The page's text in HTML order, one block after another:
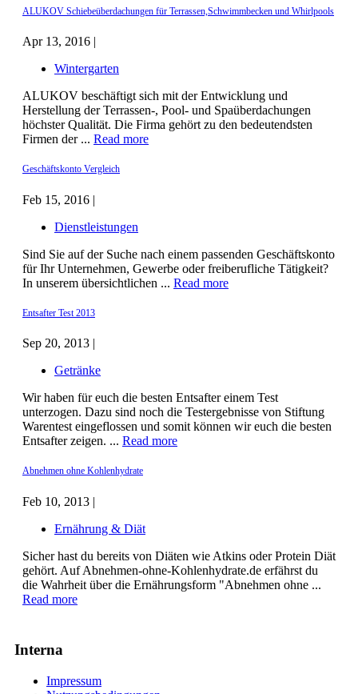
ALUKOV Schiebeüberdachungen für Terrassen,Schwimmbecken und Whirlpools
Apr 13, 2016 |
Wintergarten
ALUKOV beschäftigt sich mit der Entwicklung und
Herstellung der Terrassen-, Pool- und Spaüberdachungen
höchster Qualität. Die Firma gehört zu den bedeutendsten
Firmen der ... Read more
Geschäftskonto Vergleich
Feb 15, 2016 |
Dienstleistungen
Sind Sie auf der Suche nach einem passenden Geschäftskonto
für Ihr Unternehmen, Gewerbe oder freiberufliche Tätigkeit?
In unserem übersichtlichen ... Read more
Entsafter Test 2013
Sep 20, 2013 |
Getränke
Wir haben für euch die besten Entsafter einem Test
unterzogen. Dazu sind noch die Testergebnisse von Stiftung
Warentest eingeflossen und somit können wir euch die besten
Entsafter zeigen. ... Read more
Abnehmen ohne Kohlenhydrate
Feb 10, 2013 |
Ernährung & Diät
Sicher hast du bereits von Diäten wie Atkins oder Protein Diät
gehört. Auf Abnehmen-ohne-Kohlenhydrate.de erfährst du
die Wahrheit über die Ernährungsform "Abnehmen ohne ...
Read more
Interna
Impressum